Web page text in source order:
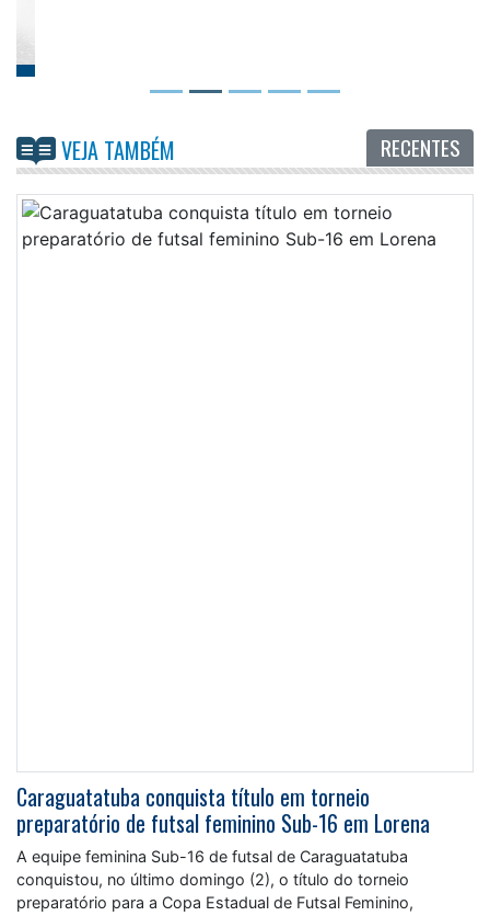
A equipe feminina Sub-16 de futsal de Caraguatatuba
conquistou, no último domingo (2), o título do torneio
preparatório para a Copa Estadual de Futsal Feminino,
realizado em Lorena (SP). A campanha foi marcada por duas
vitórias e uma derrota. Na estreia, Caraguatatuba foi superada
pela equipe de Lorena por 5